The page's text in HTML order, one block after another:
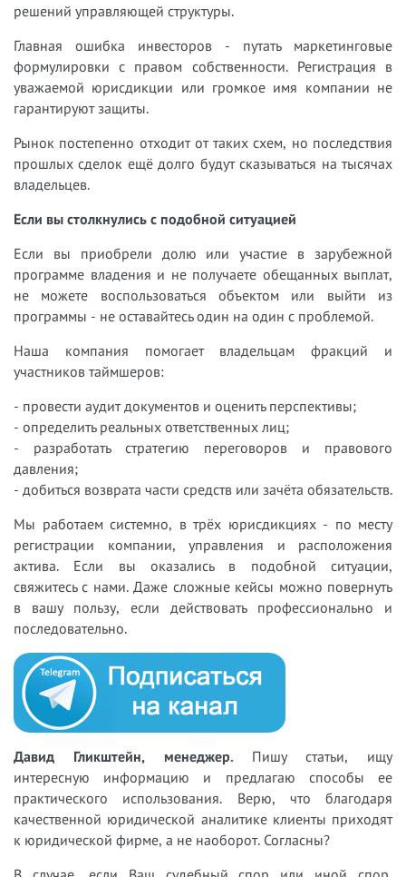
решений управляющей структуры.
Главная ошибка инвесторов - путать маркетинговые
формулировки с правом собственности. Регистрация в
уважаемой юрисдикции или громкое имя компании не
гарантируют защиты.
Рынок постепенно отходит от таких схем, но последствия
прошлых сделок ещё долго будут сказываться на тысячах
владельцев.
Если вы столкнулись с подобной ситуацией
Если вы приобрели долю или участие в зарубежной
программе владения и не получаете обещанных выплат,
не можете воспользоваться объектом или выйти из
программы - не оставайтесь один на один с проблемой.
Наша компания помогает владельцам фракций и
участников таймшеров:
- провести аудит документов и оценить перспективы;
- определить реальных ответственных лиц;
- разработать стратегию переговоров и правового
давления;
- добиться возврата части средств или зачёта обязательств.
Мы работаем системно, в трёх юрисдикциях - по месту
регистрации компании, управления и расположения
актива. Если вы оказались в подобной ситуации,
свяжитесь с нами. Даже сложные кейсы можно повернуть
в вашу пользу, если действовать профессионально и
последовательно.
Давид Гликштейн, менеджер. Пишу статьи, ищу
интересную информацию и предлагаю способы ее
практического использования. Верю, что благодаря
качественной юридической аналитике клиенты приходят
к юридической фирме, а не наоборот. Согласны?